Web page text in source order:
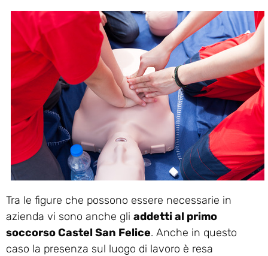
Tra le figure che possono essere necessarie in
azienda vi sono anche gli addetti al primo
soccorso Castel San Felice. Anche in questo
caso la presenza sul luogo di lavoro è resa